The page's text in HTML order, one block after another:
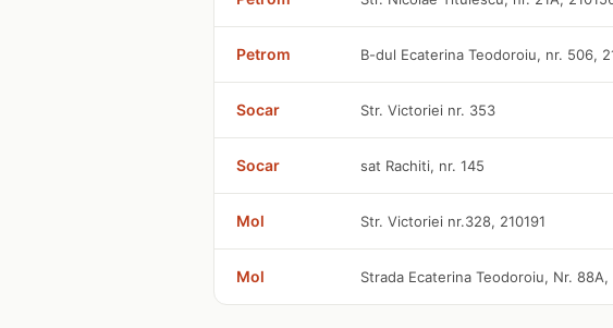
Petrom B-dul Ecaterina Teodoroiu, nr. 506,
Socar Str. Victoriei nr. 353
Socar sat Rachiti, nr. 145
Mol Str. Victoriei nr.328, 210191
Mol Strada Ecaterina Teodoroiu, Nr. 88A,